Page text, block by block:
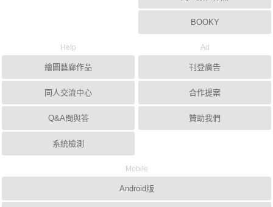
BOOKY
Help
繪圖藝廊作品
同人交流中心
Q&A問與答
系統檢測
Ad
刊登廣告
合作提案
贊助我們
Mobile
Android版